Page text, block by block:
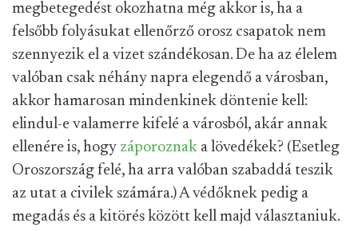
megbetegedést okozhatna még akkor is, ha a
felsőbb folyásukat ellenőrző orosz csapatok nem
szennyezik el a vizet szándékosan. De ha az élelem
valóban csak néhány napra elegendő a városban,
akkor hamarosan mindenkinek döntenie kell:
elindul-e valamerre kifelé a városból, akár annak
ellenére is, hogy záporoznak a lövedékek? (Esetleg
Oroszország felé, ha arra valóban szabaddá teszik
az utat a civilek számára.) A védőknek pedig a
megadás és a kitörés között kell majd választaniuk.